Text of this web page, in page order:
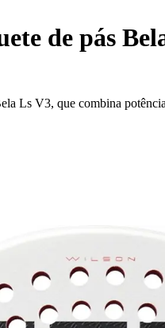
de pás
Ls V3, que combina